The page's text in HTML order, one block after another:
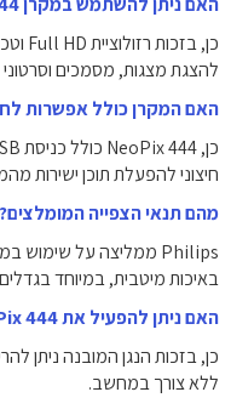
להצגת מצגות, מסמכים
האם המקרן כולל אפשרות
חיצוני להפעלת תוכן ישירות
מהם תנאי הצפייה המומלצים?
באיכות מיטבית, במיוחד בגדלים של עד
האם ניתן להפעיל את NeoPix 444 ללא מחשב?
ללא צורך במחשב.